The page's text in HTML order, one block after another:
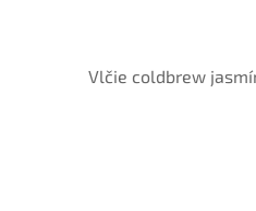
Vlčie coldbrew